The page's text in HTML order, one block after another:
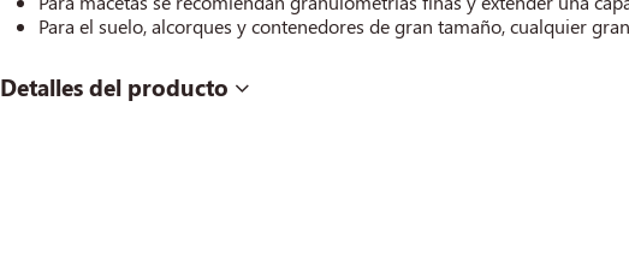
Para el suelo, alcorques y contenedores de gran tamaño, cualquier
Detalles del producto